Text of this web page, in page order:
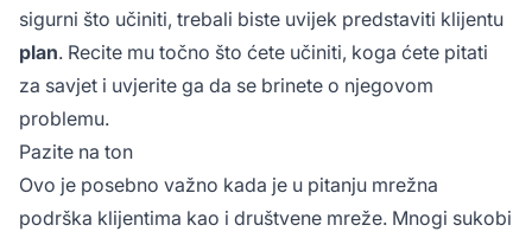
sigurni što učiniti, trebali biste uvijek predstaviti klijentu
plan. Recite mu točno što ćete učiniti, koga ćete pitati
za savjet i uvjerite ga da se brinete o njegovom
problemu.
Pazite na ton
Ovo je posebno važno kada je u pitanju mrežna
podrška klijentima kao i društvene mreže. Mnogi sukobi